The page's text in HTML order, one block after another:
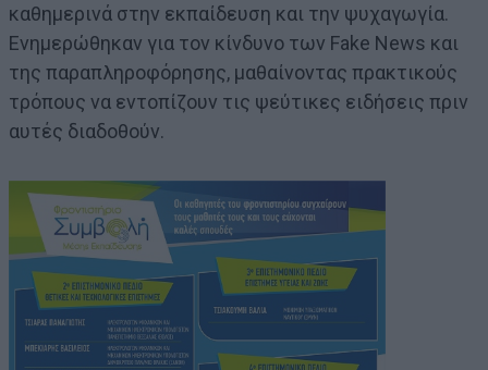
καθημερινά στην εκπαίδευση και την ψυχαγωγία.
Ενημερώθηκαν για τον κίνδυνο των Fake News και
της παραπληροφόρησης, μαθαίνοντας πρακτικούς
τρόπους να εντοπίζουν τις ψεύτικες ειδήσεις πριν
αυτές διαδοθούν.